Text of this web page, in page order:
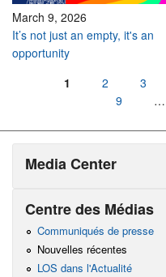
March 9, 2026
It’s not just an empty, it's an
opportunity
1 2 3
9
…
Media Center
Centre des Médias
Communiqués de presse
Nouvelles récentes
LOS dans l'Actualité